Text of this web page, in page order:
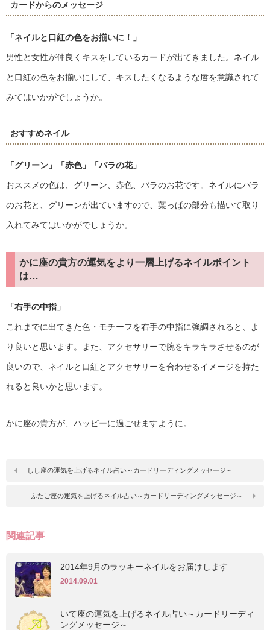
カードからのメッセージ
「ネイルと口紅の色をお揃いに！」
男性と女性が仲良くキスをしているカードが出てきました。ネイル
と口紅の色をお揃いにして、キスしたくなるような唇を意識されて
みてはいかがでしょうか。
おすすめネイル
「グリーン」 「赤色」 「バラの花」
おススメの色は、グリーン、赤色、バラのお花です。ネイルにバラ
のお花と、グリーンが出ていますので、葉っぱの部分も描いて取り
入れてみてはいかがでしょうか。
かに座の貴方の運気をより一層上げるネイルポイント
は…
「右手の中指」
これまでに出てきた色・モチーフを右手の中指に強調されると、よ
り良いと思います。また、アクセサリーで腕をキラキラさせるのが
良いので、ネイルと口紅とアクセサリーを合わせるイメージを持た
れると良いかと思います。
かに座の貴方が、ハッピーに過ごせますように。
しし座の運気を上げるネイル占い～カードリーディングメッセージ～
ふたご座の運気を上げるネイル占い～カードリーディングメッセージ～
関連記事
2014年9月のラッキーネイルをお届けします
2014.09.01
いて座の運気を上げるネイル占い～カードリーディ
ングメッセージ～